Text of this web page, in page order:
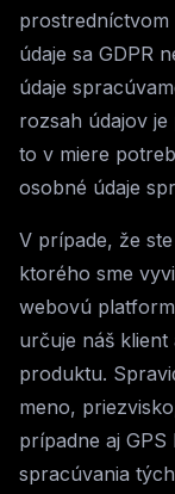
prostredníctvom
údaje sa GDPR
údaje
rozsah údajov
to v miere
osobné údaje
V prípade, že
ktorého sme
webovú
určuje náš
produktu.
meno,
prípadne aj
spracúvania